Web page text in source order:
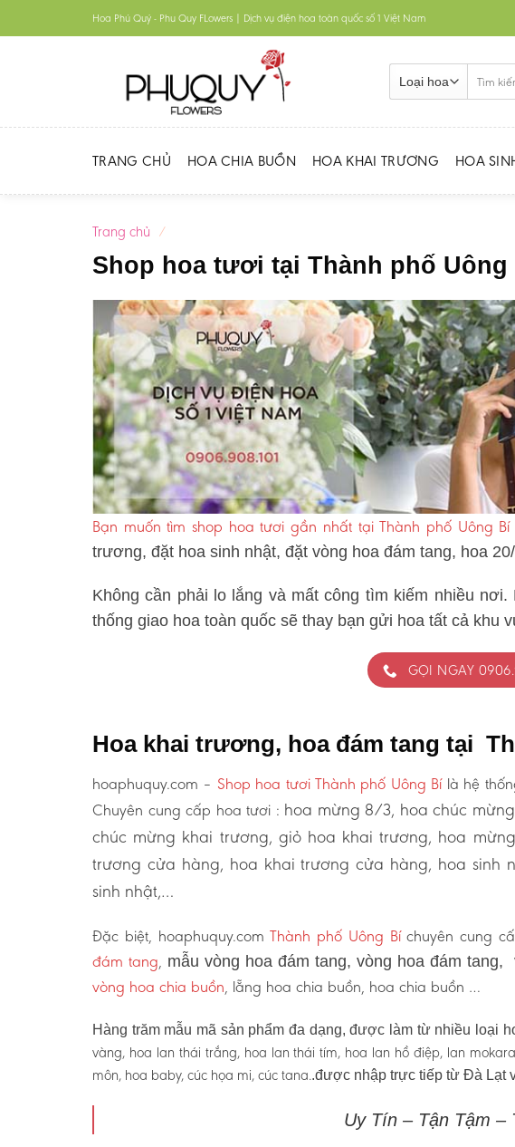
to
Hoa Phú Quý - Phu Quy FLowers | Dịch vụ điện hoa toàn quốc số 1 Việt Nam
kiếm:
TRANG CHỦ HOA CHIA BUỒN HOA KHAI TRƯƠNG HOA
Trang chủ /
Shop hoa tươi tại Thành phố Uông
Bạn muốn tìm shop hoa tươi gần nhất tại Thành phố Uông Bí
trương, đặt hoa sinh nhật, đặt vòng hoa đám tang, hoa
Không cần phải lo lắng và mất công tìm kiếm nhiều
thống giao hoa toàn quốc sẽ thay bạn gửi hoa tất cả khu
GỌI NGAY
Hoa khai trương, hoa đám tang tại
hoaphuquy.com – Shop hoa tươi Thành phố Uông Bílà hệ
Chuyên cung cấp hoa tươi : hoa mừng 8/3, hoa chúc
chúc mừng khai trương, giỏ hoa khai trương, hoa
trương cửa hàng, hoa khai trương cửa hàng, hoa sinh
sinh nhật,…
Đặc biệt, hoaphuquy.com Thành phố Uông Bíchuyên cung
đám tang, mẫu vòng hoa đám tang, vòng hoa đám
vòng hoa chia buồn, lẵng hoa chia buồn, hoa chia buồn …
Hàng trăm mẫu mã sản phẩm đa dạng, được làm từ nhiều loại
vàng, hoa lan thái trắng, hoa lan thái tím, hoa lan hồ điệp, lan
môn, hoa baby, cúc họa mi, cúc tana..được nhập trực tiếp từ Đà Lạt
Uy Tín – Tận Tậm –